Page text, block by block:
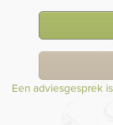
Een adviesgesprek